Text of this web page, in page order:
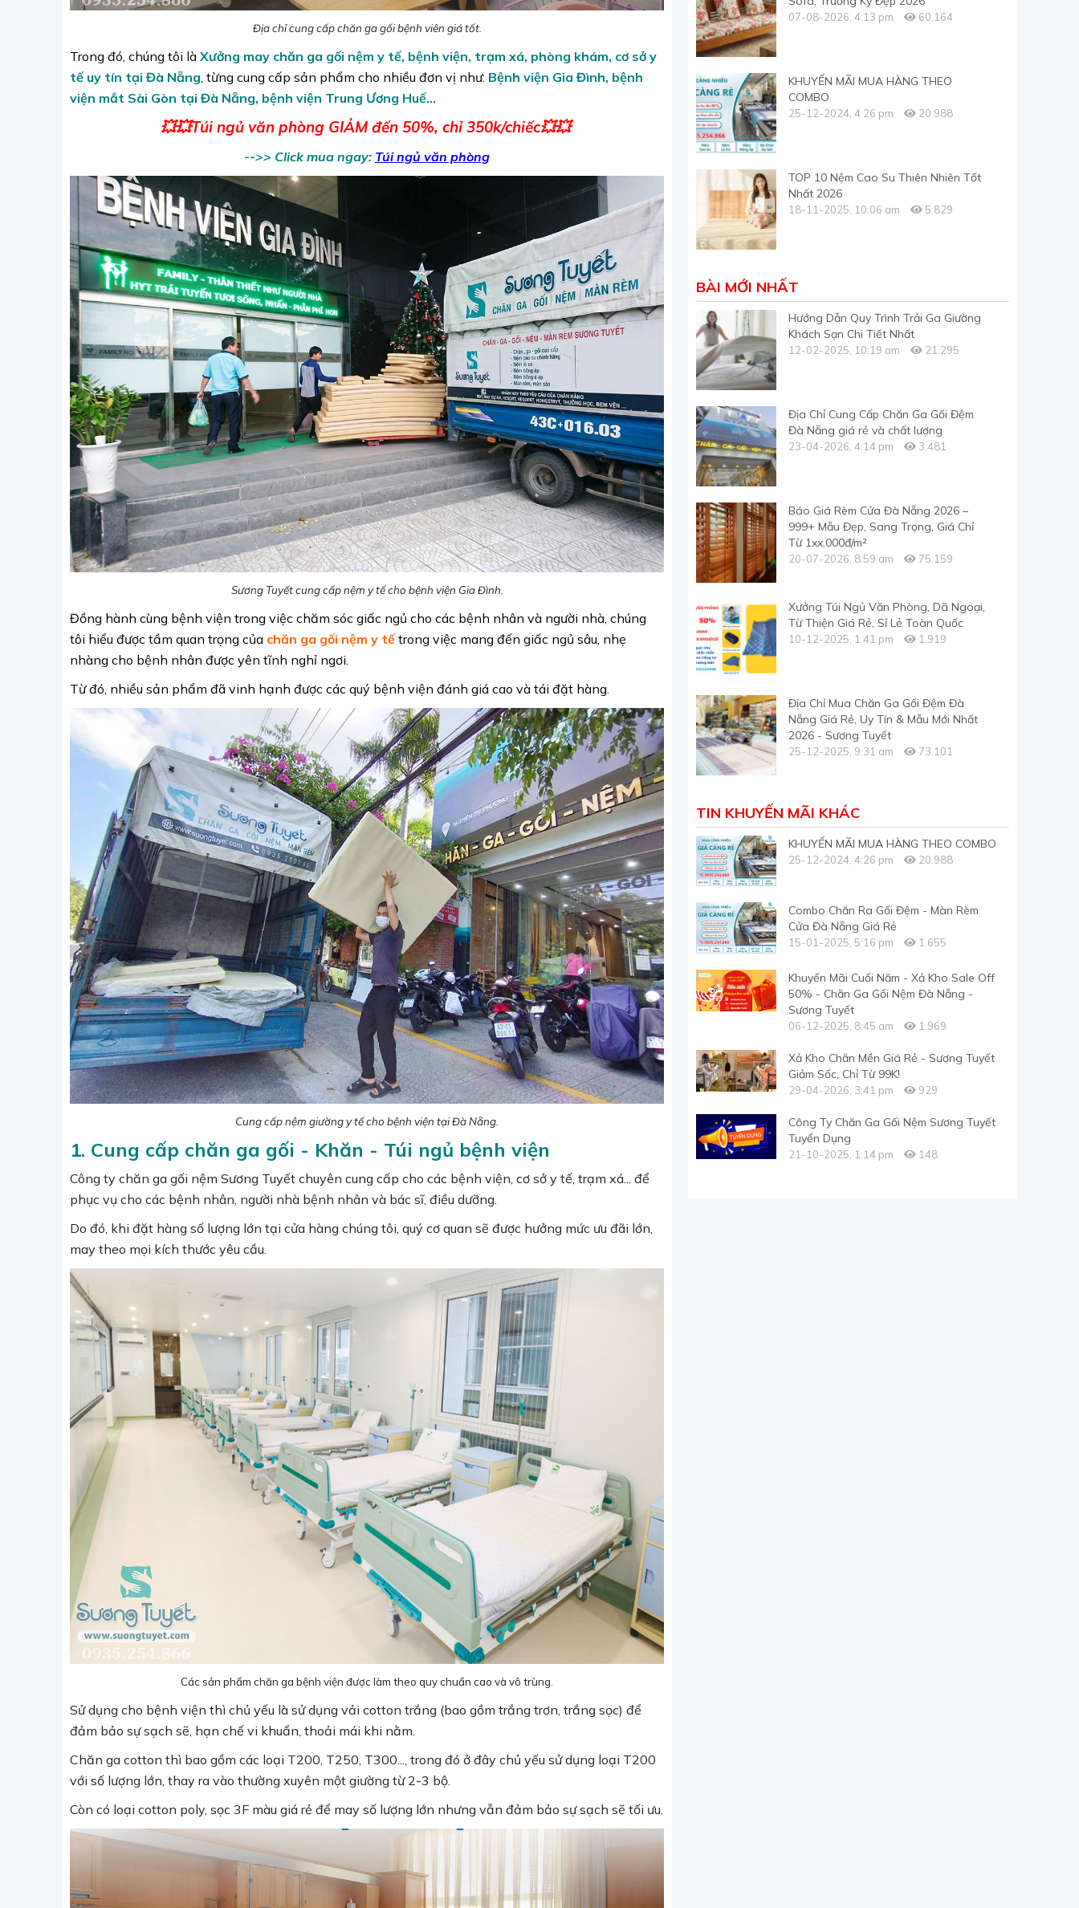
Địa chỉ cung cấp chăn ga gối bệnh viên giá tốt.
Trong đó, chúng tôi là Xưởng may chăn ga gối nệm y tế, bệnh viện, trạm xá, phòng khám, cơ sở y
tế uy tín tại Đà Nẵng, từng cung cấp sản phẩm cho nhiều đơn vị như: Bệnh viện Gia Đình, bệnh
viện mắt Sài Gòn tại Đà Nẵng, bệnh viện Trung Ương Huế...
💥💥Túi ngủ văn phòng GIẢM đến 50%, chỉ 350k/chiếc💥💥
-->> Click mua ngay: Túi ngủ văn phòng
Sương Tuyết cung cấp nệm y tế cho bệnh viện Gia Đình.
Đồng hành cùng bệnh viện trong việc chăm sóc giấc ngủ cho các bệnh nhân và người nhà, chúng
tôi hiểu được tầm quan trọng của chăn ga gối nệm y tế trong việc mang đến giấc ngủ sâu, nhẹ
nhàng cho bệnh nhân được yên tĩnh nghỉ ngơi.
Từ đó, nhiều sản phẩm đã vinh hạnh được các quý bệnh viện đánh giá cao và tái đặt hàng.
Cung cấp nệm giường y tế cho bệnh viện tại Đà Nẵng.
1. Cung cấp chăn ga gối - Khăn - Túi ngủ bệnh viện
Công ty chăn ga gối nệm Sương Tuyết chuyên cung cấp cho các bệnh viện, cơ sở y tế, trạm xá... để
phục vụ cho các bệnh nhân, người nhà bệnh nhân và bác sĩ, điều dưỡng.
Do đó, khi đặt hàng số lượng lớn tại cửa hàng chúng tôi, quý cơ quan sẽ được hưởng mức ưu đãi lớn,
may theo mọi kích thước yêu cầu.
Các sản phẩm chăn ga bệnh viện được làm theo quy chuẩn cao và vô trùng.
Sử dụng cho bệnh viện thì chủ yếu là sử dụng vải cotton trắng (bao gồm trắng trơn, trắng sọc) để
đảm bảo sự sạch sẽ, hạn chế vi khuẩn, thoải mái khi nằm.
Chăn ga cotton thì bao gồm các loại T200, T250, T300..., trong đó ở đây chủ yếu sử dụng loại T200
với số lượng lớn, thay ra vào thường xuyên một giường từ 2-3 bộ.
Còn có loại cotton poly, sọc 3F màu giá rẻ để may số lượng lớn nhưng vẫn đảm bảo sự sạch sẽ tối ưu.
07-08-2026, 4:13 pm 60.164
KHUYẾN MÃI MUA HÀNG THEO
COMBO
25-12-2024, 4:26 pm 20.988
TOP 10 Nệm Cao Su Thiên Nhiên Tốt
Nhất 2026
18-11-2025, 10:06 am 5.829
BÀI MỚI NHẤT
Hướng Dẫn Quy Trình Trải Ga Giường
Khách Sạn Chi Tiết Nhất
12-02-2025, 10:19 am 21.295
Địa Chỉ Cung Cấp Chăn Ga Gối Đệm
Đà Nẵng giá rẻ và chất lượng
23-04-2026, 4:14 pm 3.481
Báo Giá Rèm Cửa Đà Nẵng 2026 –
999+ Mẫu Đẹp, Sang Trọng, Giá Chỉ
Từ 1xx.000đ/m²
20-07-2026, 8:59 am 75.159
Xưởng Túi Ngủ Văn Phòng, Dã Ngoại,
Từ Thiện Giá Rẻ, Sỉ Lẻ Toàn Quốc
10-12-2025, 1:41 pm 1.919
Địa Chỉ Mua Chăn Ga Gối Đệm Đà
Nẵng Giá Rẻ, Uy Tín & Mẫu Mới Nhất
2026 - Sương Tuyết
25-12-2025, 9:31 am 73.101
TIN KHUYẾN MÃI KHÁC
KHUYẾN MÃI MUA HÀNG THEO COMBO
25-12-2024, 4:26 pm 20.988
Combo Chăn Ra Gối Đệm - Màn Rèm
Cửa Đà Nẵng Giá Rẻ
15-01-2025, 5:16 pm 1.655
Khuyến Mãi Cuối Năm - Xả Kho Sale Off
50% - Chăn Ga Gối Nệm Đà Nẵng -
Sương Tuyết
06-12-2025, 8:45 am 1.969
Xả Kho Chăn Mền Giá Rẻ - Sương Tuyết
Giảm Sốc, Chỉ Từ 99K!
29-04-2026, 3:41 pm 929
Công Ty Chăn Ga Gối Nệm Sương Tuyết
Tuyển Dụng
21-10-2025, 1:14 pm 148